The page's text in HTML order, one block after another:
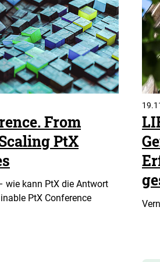
From
PtX
wie kann PtX die Antwort
PtX Conference